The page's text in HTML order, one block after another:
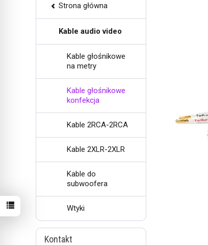
Strona główna
Kable audio video
Kable głośnikowe
na metry
Kable głośnikowe
konfekcja
Kable 2RCA-2RCA
Kable 2XLR-2XLR
Kable do
subwoofera
Wtyki
Kontakt